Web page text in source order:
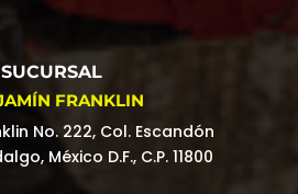
SUCURSAL
FRANKLIN
No. 222, Col. Escandón
México D.F., C.P. 11800